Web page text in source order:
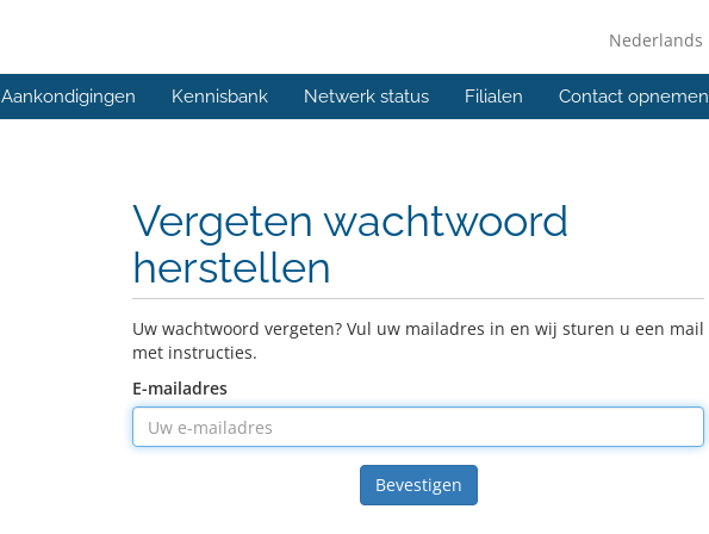
Nederlands
Aankondigingen Kennisbank Netwerk status Filialen Contact opnemen
Vergeten wachtwoord
herstellen
Uw wachtwoord vergeten? Vul uw mailadres in en wij sturen u een mail
met instructies.
E-mailadres
Bevestigen